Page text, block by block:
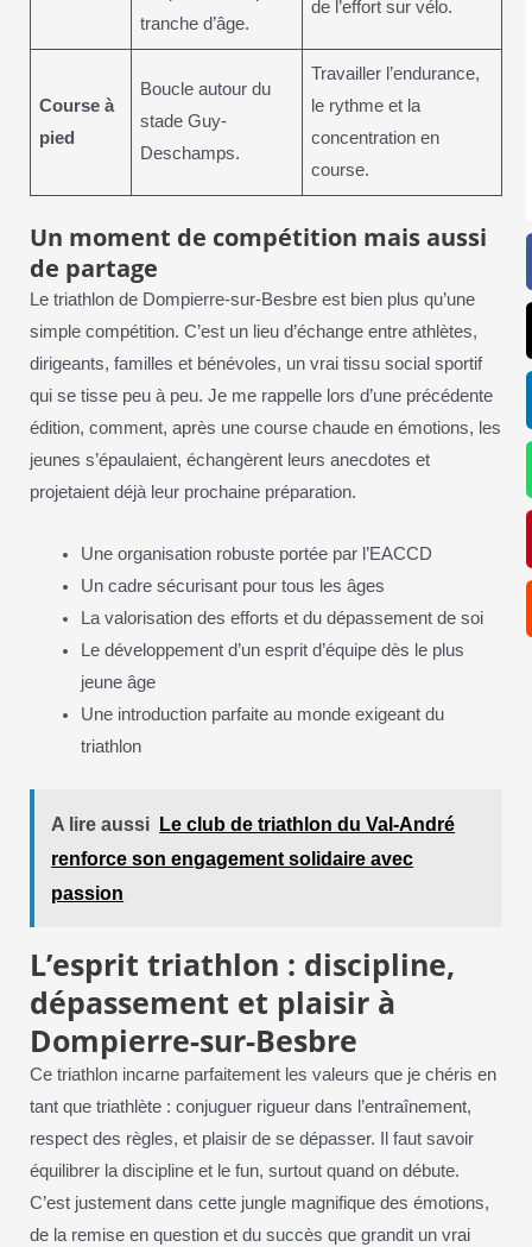
tranche d’âge.
de l’effort sur vélo.
Course à
pied
Boucle autour du
stade Guy-
Deschamps.
Travailler l’endurance,
le rythme et la
concentration en
course.
Un moment de compétition mais aussi
de partage
Le triathlon de Dompierre-sur-Besbre est bien plus qu’une
simple compétition. C’est un lieu d’échange entre athlètes,
dirigeants, familles et bénévoles, un vrai tissu social sportif
qui se tisse peu à peu. Je me rappelle lors d’une précédente
édition, comment, après une course chaude en émotions, les
jeunes s’épaulaient, échangèrent leurs anecdotes et
projetaient déjà leur prochaine préparation.
Une organisation robuste portée par l’EACCD
Un cadre sécurisant pour tous les âges
La valorisation des efforts et du dépassement de soi
Le développement d’un esprit d’équipe dès le plus
jeune âge
Une introduction parfaite au monde exigeant du
triathlon
A lire aussi
Le club de triathlon du Val-André
renforce son engagement solidaire avec
passion
L’esprit triathlon : discipline,
dépassement et plaisir à
Dompierre-sur-Besbre
Ce triathlon incarne parfaitement les valeurs que je chéris en
tant que triathlète : conjuguer rigueur dans l’entraînement,
respect des règles, et plaisir de se dépasser. Il faut savoir
équilibrer la discipline et le fun, surtout quand on débute.
C’est justement dans cette jungle magnifique des émotions,
de la remise en question et du succès que grandit un vrai